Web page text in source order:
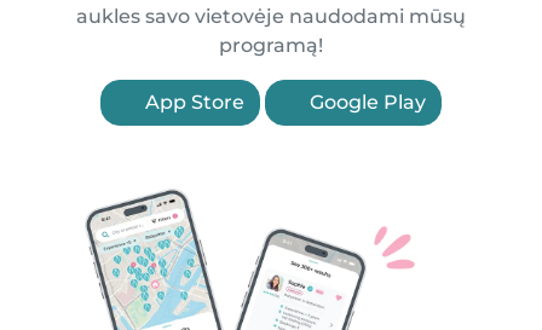
aukles savo vietovėje naudodami mūsų
programą!
App Store Google Play